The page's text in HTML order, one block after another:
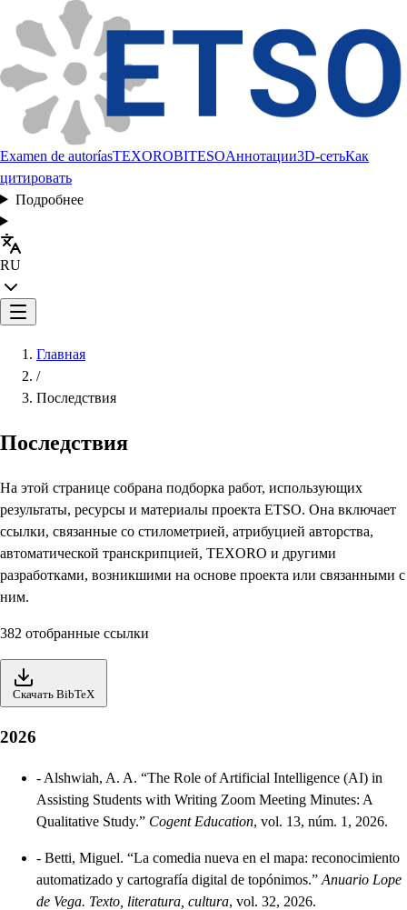
Examen de autoríasTEXOROBITESOАннотации3D-сетьКак
цитировать
Подробнее
RU
Главная
/
Последствия
Последствия
На этой странице собрана подборка работ, использующих
результаты, ресурсы и материалы проекта ETSO. Она включает
ссылки, связанные со стилометрией, атрибуцией авторства,
автоматической транскрипцией, TEXORO и другими
разработками, возникшими на основе проекта или связанными с
ним.
382 отобранные ссылки
Скачать BibTeX
2026
- Alshwiah, A. A. “The Role of Artificial Intelligence (AI) in
Assisting Students with Writing Zoom Meeting Minutes: A
Qualitative Study.” Cogent Education, vol. 13, núm. 1, 2026.
- Betti, Miguel. “La comedia nueva en el mapa: reconocimiento
automatizado y cartografía digital de topónimos.” Anuario Lope
de Vega. Texto, literatura, cultura, vol. 32, 2026.